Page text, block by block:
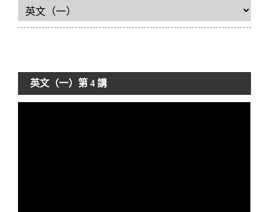
英文（一）第 4 講